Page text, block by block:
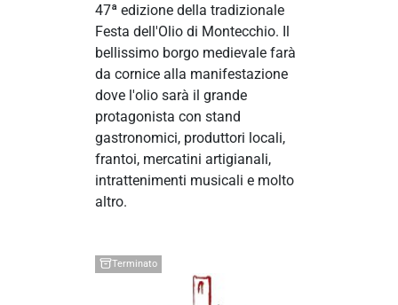
47ª edizione della tradizionale
Festa dell'Olio di Montecchio. Il
bellissimo borgo medievale farà
da cornice alla manifestazione
dove l'olio sarà il grande
protagonista con stand
gastronomici, produttori locali,
frantoi, mercatini artigianali,
intrattenimenti musicali e molto
altro.
Terminato